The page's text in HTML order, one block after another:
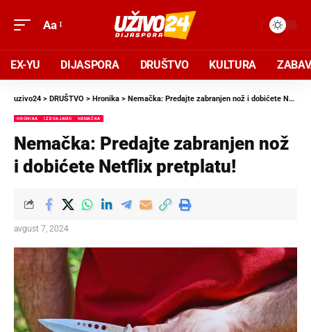
Aa
EX-YU DIJASPORA DRUŠTVO KULTURA
uzivo24 > DRUŠTVO > Hronika > Nemačka: Predajte zabranjen nož i dobićete Netflix pretplatu!
HRONIKA IZDVAJAMO NEMAČKA
Nemačka: Predajte zabranjen nož
i dobićete Netflix pretplatu!
avgust 7, 2024